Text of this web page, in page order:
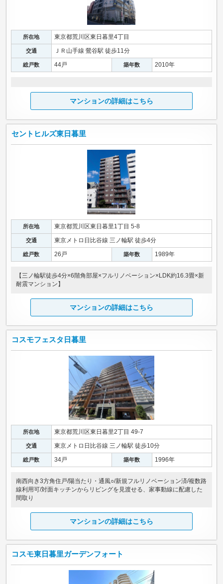
所在地 東京都荒川区東日暮里4丁目
交通 ＪＲ山手線 鶯谷駅 徒歩11分
総戸数 44戸 築年数 2010年
マンションの詳細はこちら
セントヒルズ東日暮里
所在地 東京都荒川区東日暮里1丁目 5-8
交通 東京メトロ日比谷線 三ノ輪駅 徒歩4分
総戸数 26戸 築年数 1989年
【三ノ輪駅徒歩4分×6階角部屋×フルリノベーション×LDK約16.3畳×新
耐震マンション】
マンションの詳細はこちら
コスモフェスタ日暮里
所在地 東京都荒川区東日暮里2丁目 49-7
交通 東京メトロ日比谷線 三ノ輪駅 徒歩10分
総戸数 34戸 築年数 1996年
南西向き3方角住戸/陽当たり・通風○/新規フルリノベーション済/複数路
線利用可/対面キッチンからリビングを見渡せる、家事動線に配慮した
間取り
マンションの詳細はこちら
コスモ東日暮里ガーデンフォート